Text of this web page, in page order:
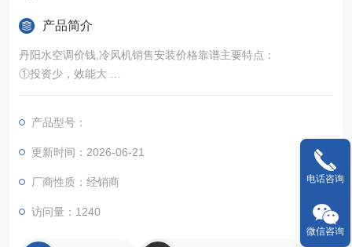
产品简介
丹阳水空调价钱,冷风机销售安装价格靠谱主要特点：
①投资少，效能大
②使用环保可以不闭门窗。
④耗电量少，每台每小时用电量在0.5--0.8度，不用氟里昂。
产品型号：
更新时间：2026-06-21
厂商性质：经销商
访问量：1240
电话咨询
微信咨询